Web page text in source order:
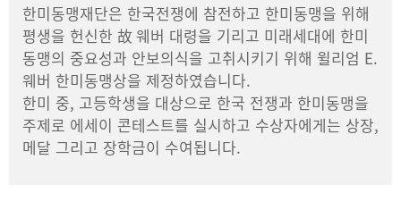
한미동맹재단은 한국전쟁에 참전하고 한미동맹을 위해
평생을 헌신한 故 웨버 대령을 기리고 미래세대에 한미
동맹의 중요성과 안보의식을 고취시키기 위해 윌리엄 E.
웨버 한미동맹상을 제정하였습니다.
한미 중, 고등학생을 대상으로 한국 전쟁과 한미동맹을
주제로 에세이 콘테스트를 실시하고 수상자에게는 상장,
메달 그리고 장학금이 수여됩니다.